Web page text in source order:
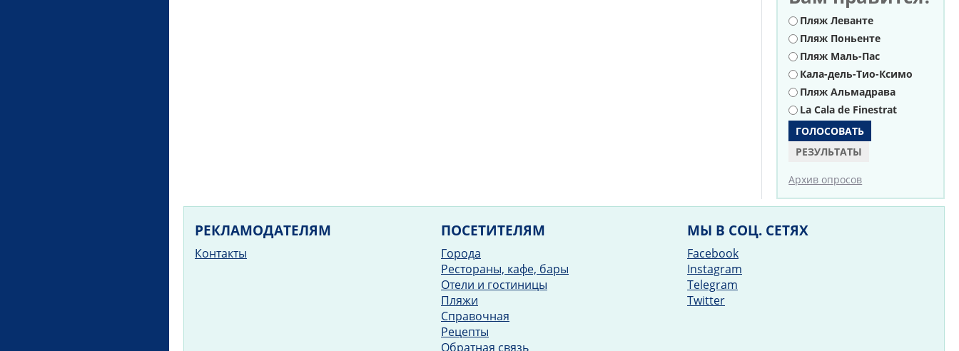
Варианты
Пляж Леванте
Пляж Поньенте
Пляж Маль-Пас
Кала-дель-Тио-Ксимо
Пляж Альмадрава
La Cala de Finestrat
РЕЗУЛЬТАТЫ
Архив опросов
РЕКЛАМОДАТЕЛЯМ
Контакты
ПОСЕТИТЕЛЯМ
Города
Рестораны, кафе, бары
Отели и гостиницы
Пляжи
Справочная
Рецепты
Обратная связь
МЫ В СОЦ. СЕТЯХ
Facebook
Instagram
Telegram
Twitter